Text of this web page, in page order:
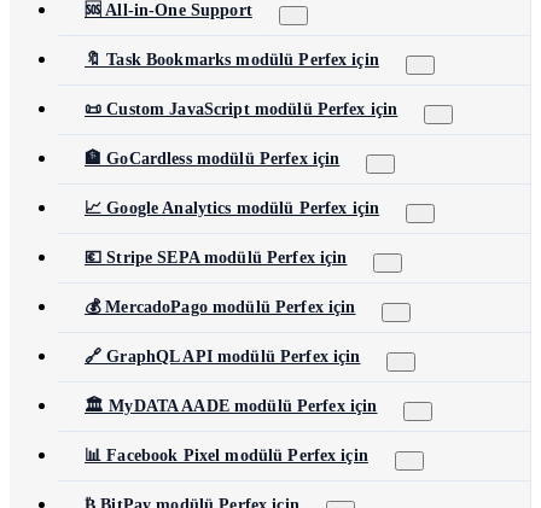
🆘 All-in-One Support
🔖 Task Bookmarks modülü Perfex için
📜 Custom JavaScript modülü Perfex için
🏦 GoCardless modülü Perfex için
📈 Google Analytics modülü Perfex için
💶 Stripe SEPA modülü Perfex için
💰 MercadoPago modülü Perfex için
🔗 GraphQL API modülü Perfex için
🏛️ MyDATA AADE modülü Perfex için
📊 Facebook Pixel modülü Perfex için